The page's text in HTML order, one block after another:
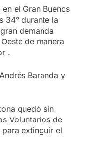
el Gran Buenos
34° durante la
demanda
de manera
.
Baranda y
quedó sin
Voluntarios de
extinguir el